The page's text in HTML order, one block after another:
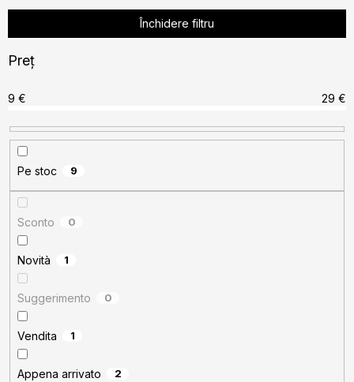
a
r
a
p
r
o
d
u
u
u
Închidere filtru
Preţ
9 € 29 €
Pe stoc 9
Sconto 0
Novità 1
Suggerimento 0
Vendita 1
Appena arrivato 2